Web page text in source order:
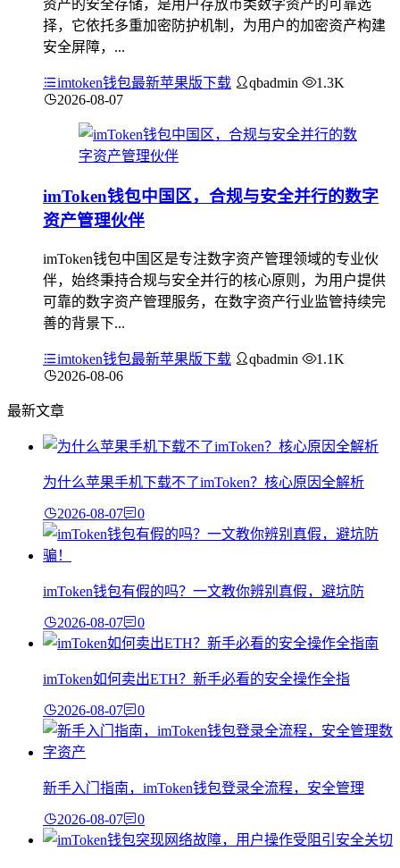
资产的安全存储，是用户存放币类数字资产的可靠选
择，它依托多重加密防护机制，为用户的加密资产构建
安全屏障，...
imtoken钱包最新苹果版下载 qbadmin
1.3K
2026-08-07
imToken钱包中国区，合规与安全并行的数字
资产管理伙伴
imToken钱包中国区是专注数字资产管理领域的专业伙
伴，始终秉持合规与安全并行的核心原则，为用户提供
可靠的数字资产管理服务，在数字资产行业监管持续完
善的背景下...
imtoken钱包最新苹果版下载 qbadmin
1.1K
2026-08-06
最新文章
为什么苹果手机下载不了imToken？核心原因全解析
2026-08-07 0
imToken钱包有假的吗？一文教你辨别真假，避坑防
2026-08-07 0
imToken如何卖出ETH？新手必看的安全操作全指
2026-08-07 0
新手入门指南，imToken钱包登录全流程，安全管理
2026-08-07 0